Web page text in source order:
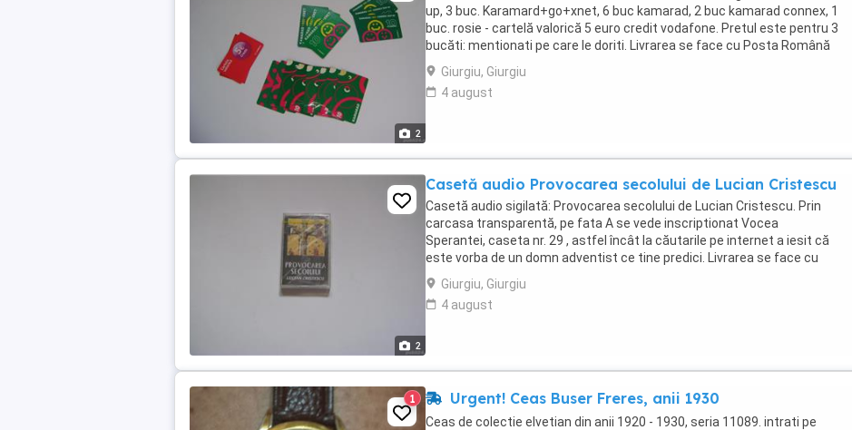
2
up, 3 buc. Karamard+go+xnet, 6 buc kamarad, 2 buc kamarad connex, 1
buc. rosie - cartelă valorică 5 euro credit vodafone. Pretul este pentru 3
bucăti: mentionati pe care le doriti. Livrarea se face cu Posta Română
si se suportă de ...
Giurgiu, Giurgiu
4 august
2
Casetă audio Provocarea secolului de Lucian Cristescu
Casetă audio sigilată: Provocarea secolului de Lucian Cristescu. Prin
carcasa transparentă, pe fata A se vede inscriptionat Vocea
Sperantei, caseta nr. 29 , astfel încât la căutarile pe internet a iesit că
este vorba de un domn adventist ce tine predici. Livrarea se face cu
Posta Română si se suportă ...
Giurgiu, Giurgiu
4 august
1 Urgent! Ceas Buser Freres, anii 1930
Ceas de colectie elvetian din anii 1920 - 1930, seria 11089. intrati pe